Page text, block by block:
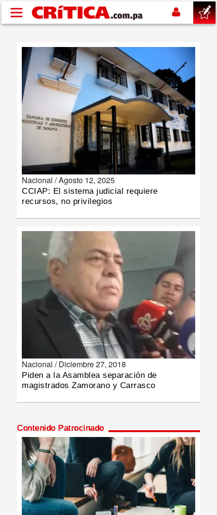
Pasar al contenido principal
SUCESOS
NACIONAL
POLÍTICA
DEPORTES
Nacional /Agosto 12, 2025
CCIAP: El sistema judicial requiere
recursos, no privilegios
Nacional /Diciembre 27, 2018
Piden a la Asamblea separación de
magistrados Zamorano y Carrasco
Contenido Patrocinado